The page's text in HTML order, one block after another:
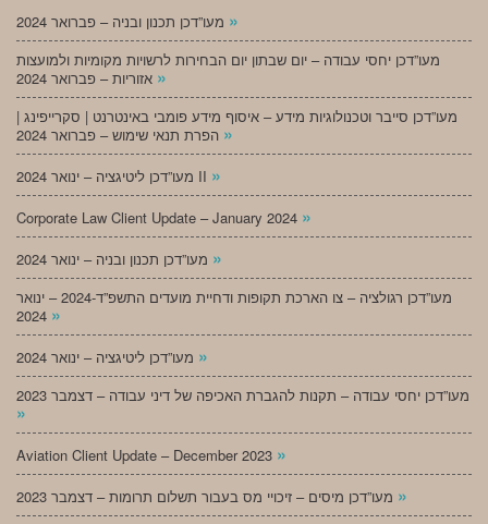
»
מעו”דכן יחסי עבודה – יום שבתון יום הבחירות לרשויות מקומיות ולמועצות
»
מעו”דכן סייבר וטכנולוגיות מידע – איסוף מידע פומבי באינטרנט | סקרייפינג |
»
מעו”דכן ליטיגציה – ינואר 2024 II »
Corporate Law Client Update – January 2024 »
»
מעו”דכן רגולציה – צו הארכת תקופות ודחיית מועדים התשפ”ד-2024 – ינואר
»
»
מעו”דכן יחסי עבודה – תקנות להגברת האכיפה של דיני עבודה – דצמבר 2023
»
Aviation Client Update – December 2023 »
»